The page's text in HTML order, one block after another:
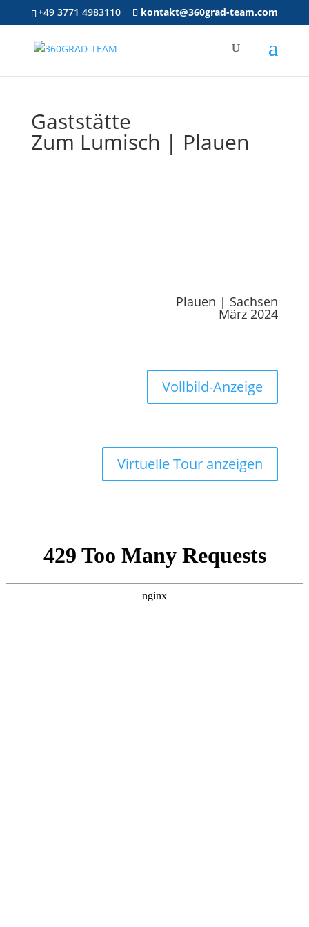
+49 3771 4983110 kontakt@360grad-team.com
Gaststätte
Zum Lumisch | Plauen
Plauen | Sachsen
März 2024
Vollbild-Anzeige
Virtuelle Tour anzeigen